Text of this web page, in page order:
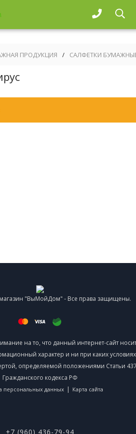
ПРОДУКЦИЯ / САЛФЕТКИ
"ВыМойДом" - Все права защищены.
на то, что данный интернет-сайт
характер и ни при каких
определяемой положениями Статьи
Гражданского кодекса РФ
персональных данных | Карта сайта
+7 (960) 436-79-94